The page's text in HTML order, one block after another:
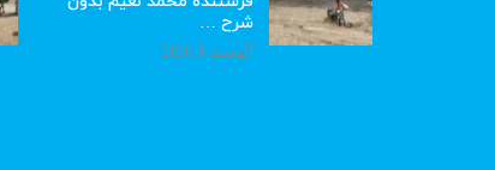
شرح …
آگوست 8, 2026